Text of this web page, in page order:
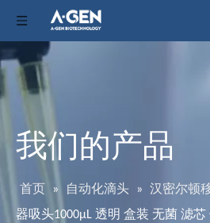
我们的产品
首页 » 自动化滴头 » 汉密尔顿
器吸头1000μL 透明 盒装 无菌 滤芯